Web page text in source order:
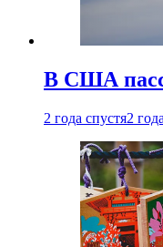
В США
2 года спустя2